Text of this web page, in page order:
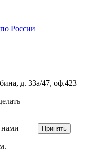
России
д. 33а/47, оф.423
нами
Принять